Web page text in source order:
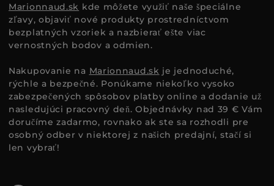
Marionnaud.sk kde môžete využiť naše špeciálne
zľavy, objaviť nové produkty prostredníctvom
bezplatných vzoriek a nazbierať ešte viac
vernostných bodov a odmien.
Nakupovanie na Marionnaud.sk je jednoduché,
rýchle a bezpečné. Ponúkame niekoľko vysoko
zabezpečených spôsobov platby online a dodanie už
nasledujúci pracovný deň. Objednávky nad 39 € Vám
doručíme zadarmo, rovnako ak ste sa rozhodli pre
osobný odber v niektorej z našich predajní, stačí si
len vybrať!